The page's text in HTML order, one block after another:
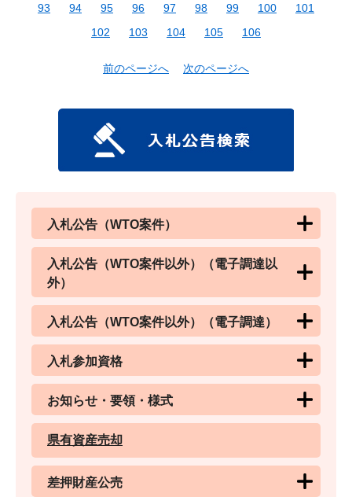
93
94 95 96 97 98 99 100
101
102
103 104 105 106
前のページへ 次のページへ
入札公告（WTO案件）
入札公告（WTO案件以外）（電子調達以
外）
入札公告（WTO案件以外）（電子調達）
入札参加資格
お知らせ・要領・様式
県有資産売却
差押財産公売